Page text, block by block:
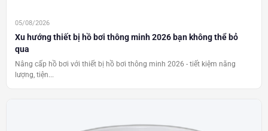
05/08/2026
Xu hướng thiết bị hồ bơi thông minh 2026 bạn không thể bỏ
qua
Nâng cấp hồ bơi với thiết bị hồ bơi thông minh 2026 - tiết kiệm năng
lượng, tiện...